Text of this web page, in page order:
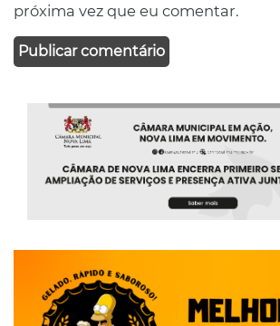
próxima vez que eu comentar.